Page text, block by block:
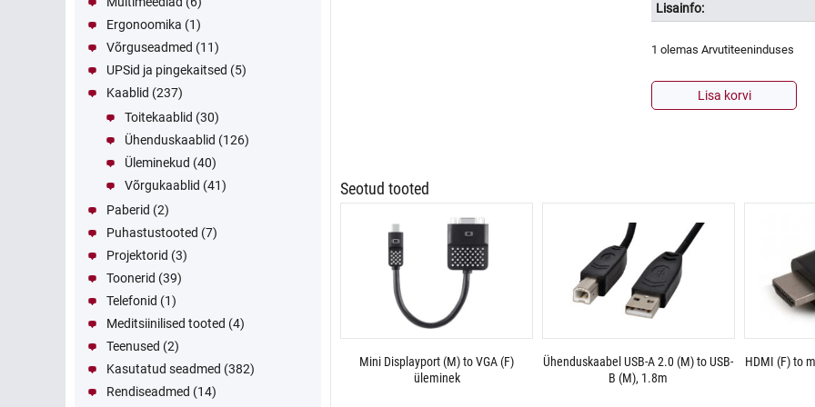
Lisainfo:
1 olemas Arvutiteeninduses
Ühenduskaabel
Displayport
gold
kogus
Lisa korvi
Seotud tooted
Mini Displayport (M) to VGA (F)
üleminek
Ühenduskaabel USB-A 2.0 (M) to USB-
B (M), 1.8m
HDMI (F) to
Ergonoomika (1)
Võrguseadmed (11)
UPSid ja pingekaitsed (5)
Kaablid (237)
Toitekaablid (30)
Ühenduskaablid (126)
Üleminekud (40)
Võrgukaablid (41)
Paberid (2)
Puhastustooted (7)
Projektorid (3)
Toonerid (39)
Telefonid (1)
Meditsiinilised tooted (4)
Teenused (2)
Kasutatud seadmed (382)
Rendiseadmed (14)